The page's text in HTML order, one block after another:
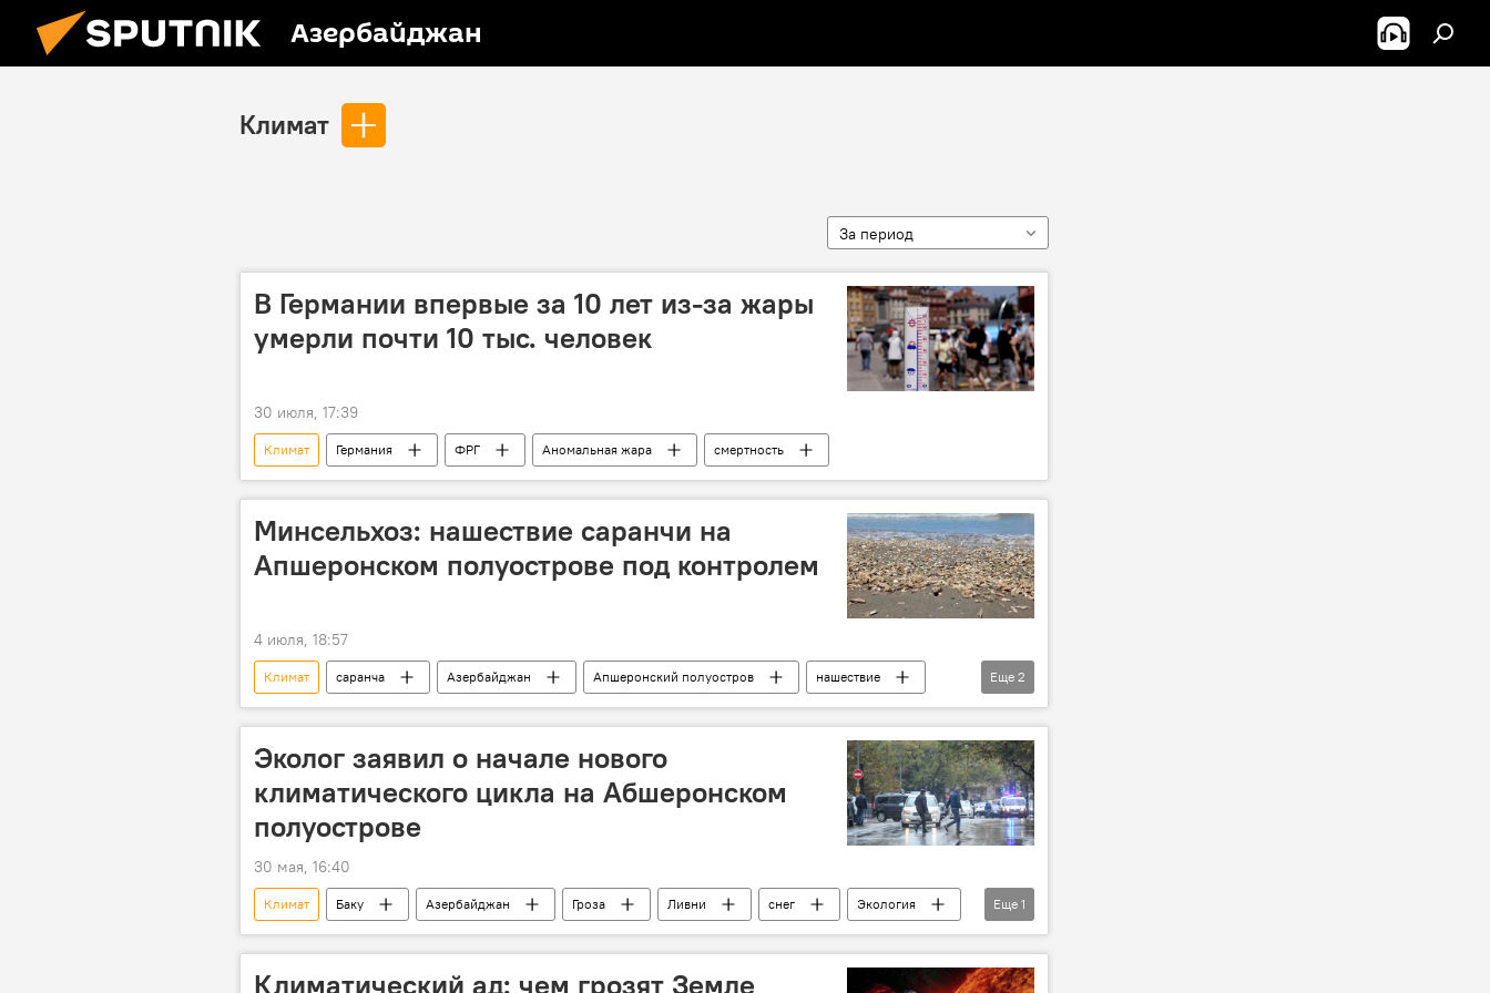
Азербайджан
Климат
За период
В Германии впервые за 10 лет из-за жары
умерли почти 10 тыс. человек
30 июля, 17:39
Климат Германия ФРГ Аномальная жара смертность
Минсельхоз: нашествие саранчи на
Апшеронском полуострове под контролем
4 июля, 18:57
Климат саранча Азербайджан Апшеронский полуостров
нашествие
контроль
Министерство сельского хозяйства АР
Еще 2
Эколог заявил о начале нового
климатического цикла на Абшеронском
полуострове
30 мая, 16:40
Климат Баку Азербайджан Гроза Ливни снег
Экология
Эксперт
Еще 1
Климатический ад: чем грозят Земле